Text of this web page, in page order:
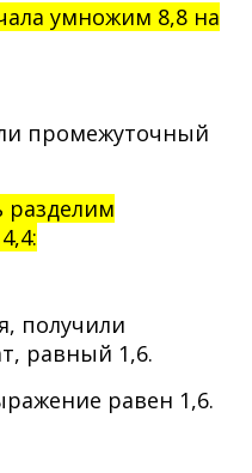
умножим 8,8 на
промежуточный
разделим
получили
равный 1,6.
равен 1,6.